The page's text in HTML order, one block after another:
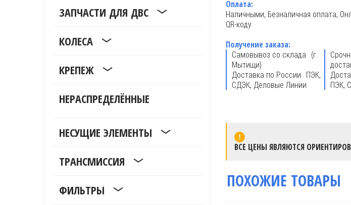
ЗАПЧАСТИ ДЛЯ ДВС
КОЛЕСА
КРЕПЕЖ
НЕРАСПРЕДЕЛЁННЫЕ
НЕСУЩИЕ ЭЛЕМЕНТЫ
ТРАНСМИССИЯ
ФИЛЬТРЫ
Оплата:
Наличными, Безналичная оплата,
QR-коду
Получение заказа:
Самовывоз со склада (г.
Мытищи)
Доставка по России ПЭК,
СДЭК, Деловые Линии
ПЭК,
ВСЕ ЦЕНЫ ЯВЛЯЮТСЯ
ПОХОЖИЕ ТОВАРЫ